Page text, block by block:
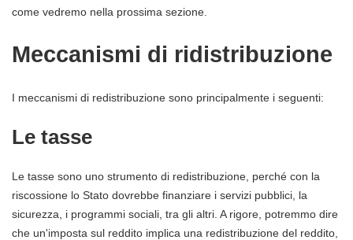
come vedremo nella prossima sezione.
Meccanismi di ridistribuzione
I meccanismi di redistribuzione sono principalmente i seguenti:
Le tasse
Le tasse sono uno strumento di redistribuzione, perché con la
riscossione lo Stato dovrebbe finanziare i servizi pubblici, la
sicurezza, i programmi sociali, tra gli altri. A rigore, potremmo dire
che un'imposta sul reddito implica una redistribuzione del reddito,